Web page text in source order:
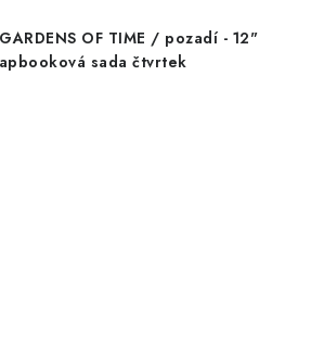
OF TIME / pozadí - 12"
sada čtvrtek